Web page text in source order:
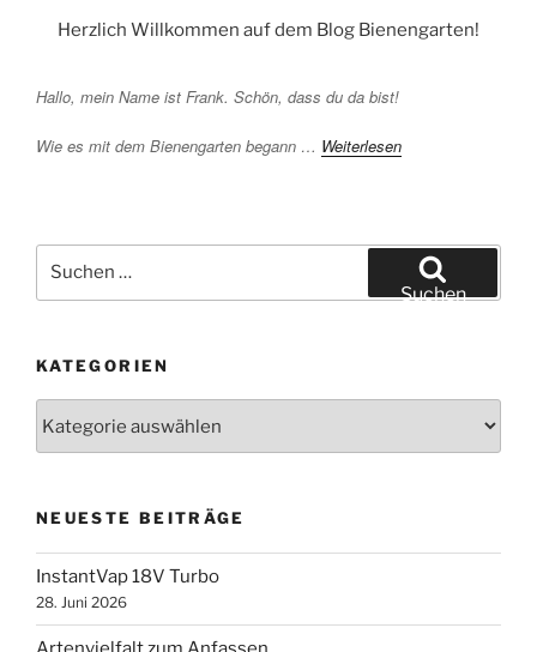
Herzlich Willkommen auf dem Blog Bienengarten!
Hallo, mein Name ist Frank. Schön, dass du da bist!
Wie es mit dem Bienengarten begann … Weiterlesen
nach:
Suchen
KATEGORIEN
NEUESTE BEITRÄGE
InstantVap 18V Turbo
28. Juni 2026